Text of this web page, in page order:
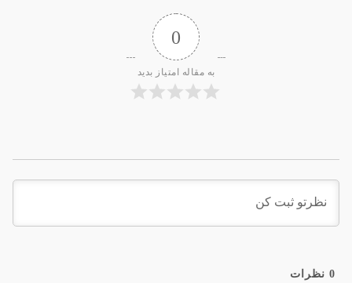
0
به مقاله امتیاز بدید
0 نظرات